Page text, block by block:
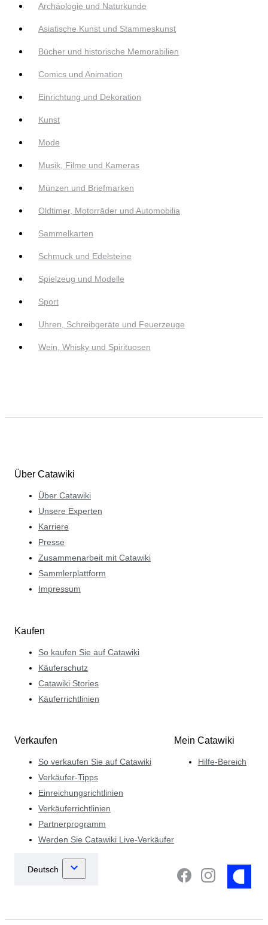
Archäologie und Naturkunde
Asiatische Kunst und Stammeskunst
Bücher und historische Memorabilien
Comics und Animation
Einrichtung und Dekoration
Kunst
Mode
Musik, Filme und Kameras
Münzen und Briefmarken
Oldtimer, Motorräder und Automobilia
Sammelkarten
Schmuck und Edelsteine
Spielzeug und Modelle
Sport
Uhren, Schreibgeräte und Feuerzeuge
Wein, Whisky und Spirituosen
Über Catawiki
Über Catawiki
Unsere Experten
Karriere
Presse
Zusammenarbeit mit Catawiki
Sammlerplattform
Impressum
Kaufen
So kaufen Sie auf Catawiki
Käuferschutz
Catawiki Stories
Käuferrichtlinien
Verkaufen
So verkaufen Sie auf Catawiki
Verkäufer-Tipps
Einreichungsrichtlinien
Verkäuferrichtlinien
Partnerprogramm
Werden Sie Catawiki Live-Verkäufer
Mein Catawiki
Hilfe-Bereich